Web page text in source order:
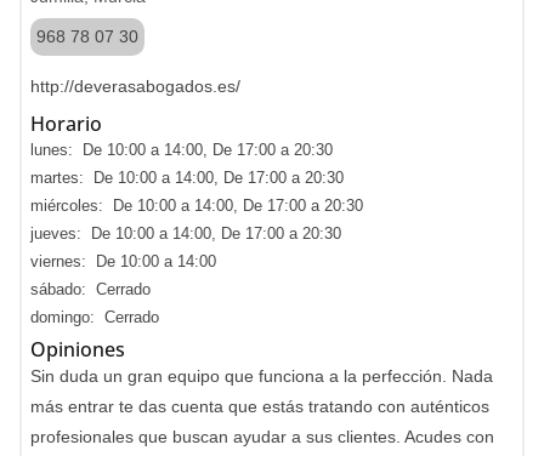
968 78 07 30
http://deverasabogados.es/
Horario
lunes: De 10:00 a 14:00, De 17:00 a 20:30
martes: De 10:00 a 14:00, De 17:00 a 20:30
miércoles: De 10:00 a 14:00, De 17:00 a 20:30
jueves: De 10:00 a 14:00, De 17:00 a 20:30
viernes: De 10:00 a 14:00
sábado: Cerrado
domingo: Cerrado
Opiniones
Sin duda un gran equipo que funciona a la perfección. Nada
más entrar te das cuenta que estás tratando con auténticos
profesionales que buscan ayudar a sus clientes. Acudes con